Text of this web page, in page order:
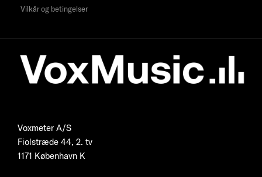
Vilkår og betingelser
Voxmeter A/S
Fiolstræde 44, 2. tv
1171 København K